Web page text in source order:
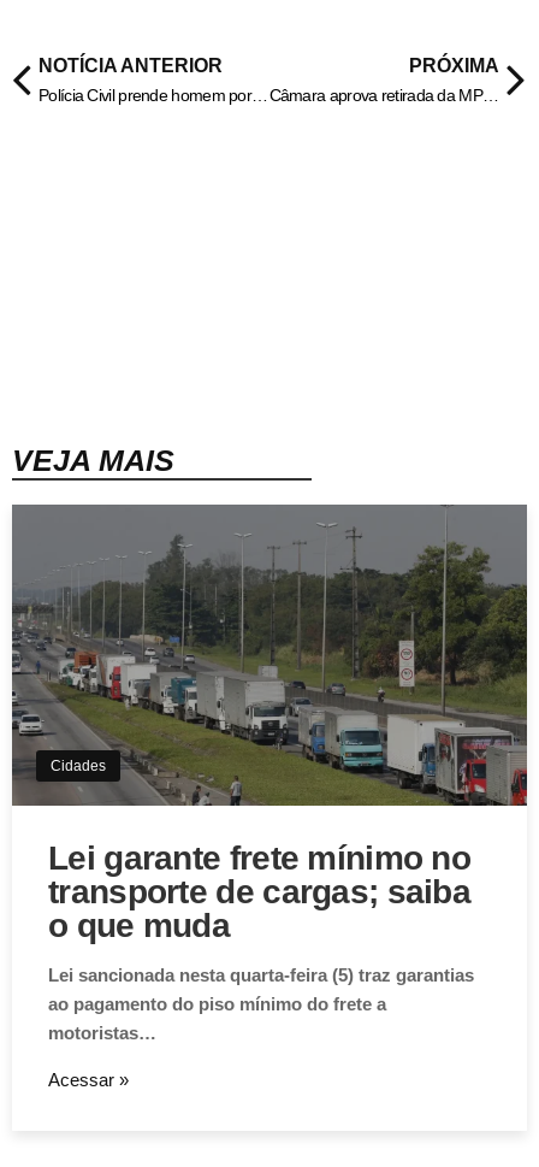
NOTÍCIA ANTERIOR
Polícia Civil prende homem por importunação sexual contra rapaz de 19 anos em Uruaçu – Policia Civil do Estado de Goiás
PRÓXIMA
Câmara aprova retirada da MP do IOF da pauta; texto caduca
VEJA MAIS
Cidades
Lei garante frete mínimo no
transporte de cargas; saiba
o que muda
Lei sancionada nesta quarta-feira (5) traz garantias
ao pagamento do piso mínimo do frete a
motoristas…
Acessar »